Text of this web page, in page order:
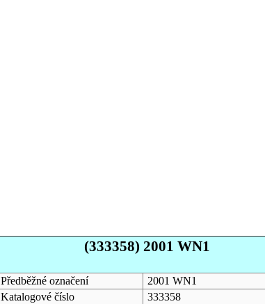
(333358) 2001 WN1
Předběžné označení
2001 WN1
Katalogové číslo
333358